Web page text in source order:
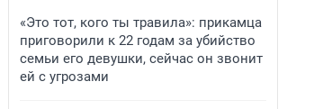
«Это тот, кого ты травила»: прикамца
приговорили к 22 годам за убийство
семьи его девушки, сейчас он звонит
ей с угрозами